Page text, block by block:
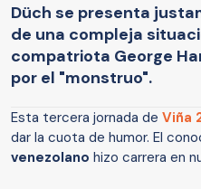
Düch se presenta
de una compleja
compatriota George
por el "monstruo".
Esta tercera jornada de Viña
dar la cuota de humor. El
venezolano hizo carrera en